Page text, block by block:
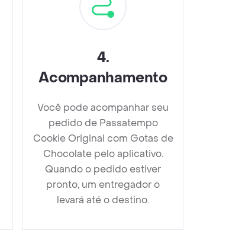
4.
Acompanhamento
Você pode acompanhar seu
pedido de Passatempo
Cookie Original com Gotas de
Chocolate pelo aplicativo.
Quando o pedido estiver
pronto, um entregador o
levará até o destino.